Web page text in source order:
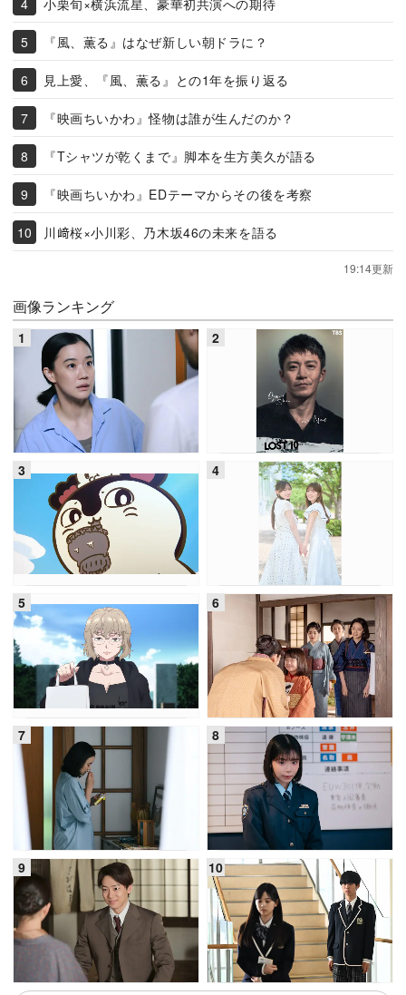
『風、薫る』はなぜ新しい朝ドラに？
見上愛、『風、薫る』との1年を振り返る
『映画ちいかわ』怪物は誰が生んだのか？
『Tシャツが乾くまで』脚本を生方美久が語る
『映画ちいかわ』EDテーマからその後を考察
川﨑桜×小川彩、乃木坂46の未来を語る
19:14更新
画像ランキング